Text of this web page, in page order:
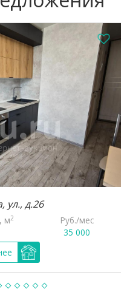
ул., д.26
м2
Руб./мес
35 000